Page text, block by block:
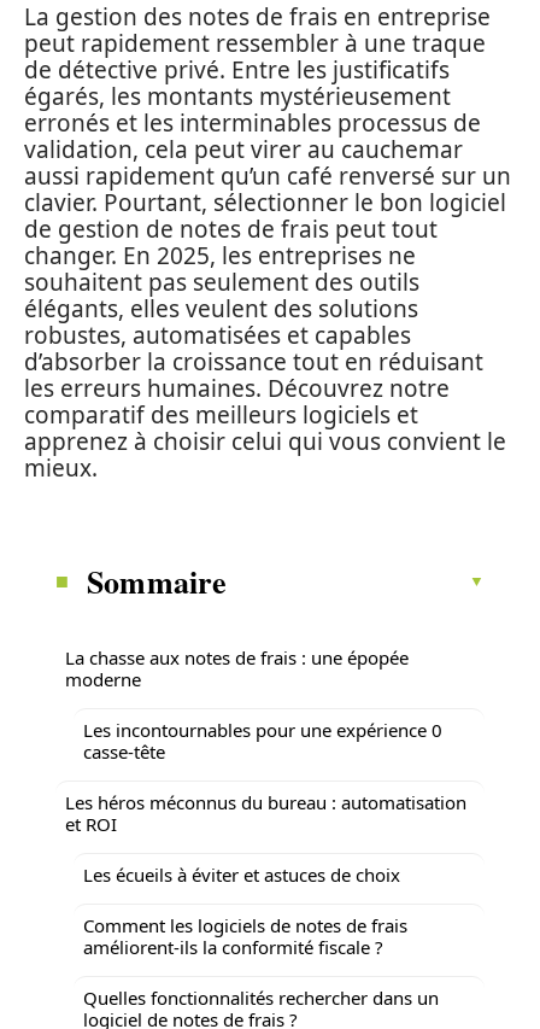
La gestion des notes de frais en entreprise
peut rapidement ressembler à une traque
de détective privé. Entre les justificatifs
égarés, les montants mystérieusement
erronés et les interminables processus de
validation, cela peut virer au cauchemar
aussi rapidement qu’un café renversé sur un
clavier. Pourtant, sélectionner le bon logiciel
de gestion de notes de frais peut tout
changer. En 2025, les entreprises ne
souhaitent pas seulement des outils
élégants, elles veulent des solutions
robustes, automatisées et capables
d’absorber la croissance tout en réduisant
les erreurs humaines. Découvrez notre
comparatif des meilleurs logiciels et
apprenez à choisir celui qui vous convient le
mieux.
Sommaire
La chasse aux notes de frais : une épopée
moderne
Les incontournables pour une expérience 0
casse-tête
Les héros méconnus du bureau : automatisation
et ROI
Les écueils à éviter et astuces de choix
Comment les logiciels de notes de frais
améliorent-ils la conformité fiscale ?
Quelles fonctionnalités rechercher dans un
logiciel de notes de frais ?